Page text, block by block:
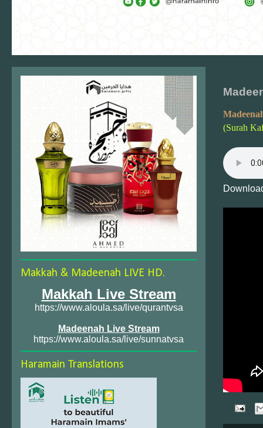
(Surah
Makkah & Madeenah LIVE HD.
Makkah Live Stream
https://www.aloula.sa/live/qurantvsa
Madeenah Live Stream
https://www.aloula.sa/live/sunnatvsa
Haramain Translations